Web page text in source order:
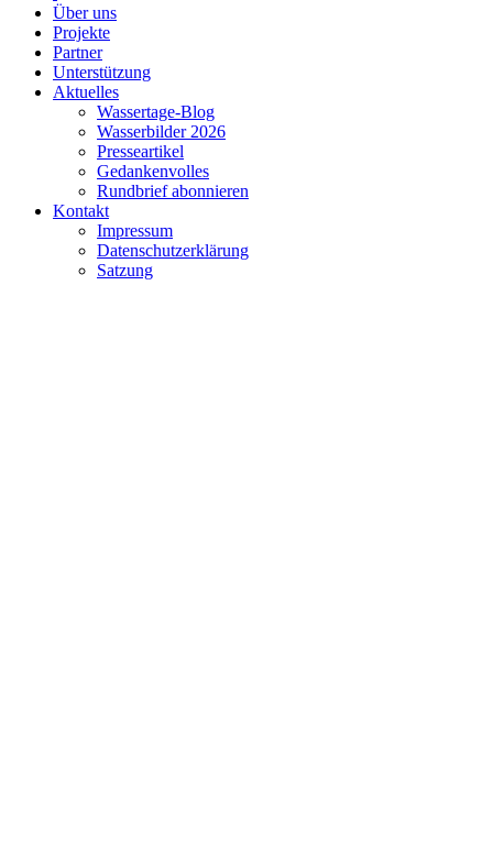
Über uns
Projekte
Partner
Unterstützung
Aktuelles
Wassertage-Blog
Wasserbilder 2026
Presseartikel
Gedankenvolles
Rundbrief abonnieren
Kontakt
Impressum
Datenschutzerklärung
Satzung